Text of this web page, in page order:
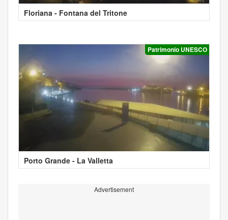
Floriana - Fontana del Tritone
Patrimonio UNESCO
Porto Grande - La Valletta
Advertisement